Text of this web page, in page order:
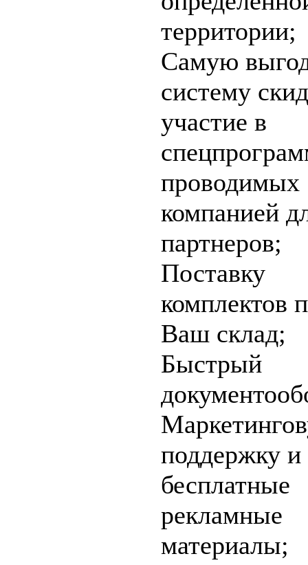
территории;
Самую
систему
участие в
проводимых
компанией
партнеров;
Поставку
комплектов
Ваш склад;
Быстрый
поддержку и
бесплатные
рекламные
материалы;